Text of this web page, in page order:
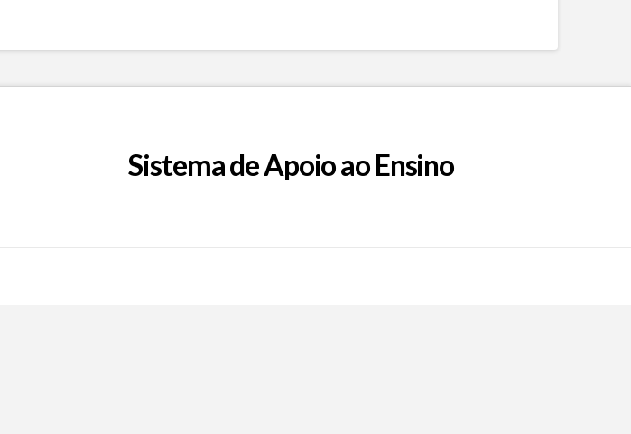
Sistema de Apoio ao Ensino